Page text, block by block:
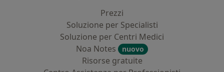
Prezzi
Soluzione per Specialisti
Soluzione per Centri Medici
Noa Notes
nuovo
Risorse gratuite